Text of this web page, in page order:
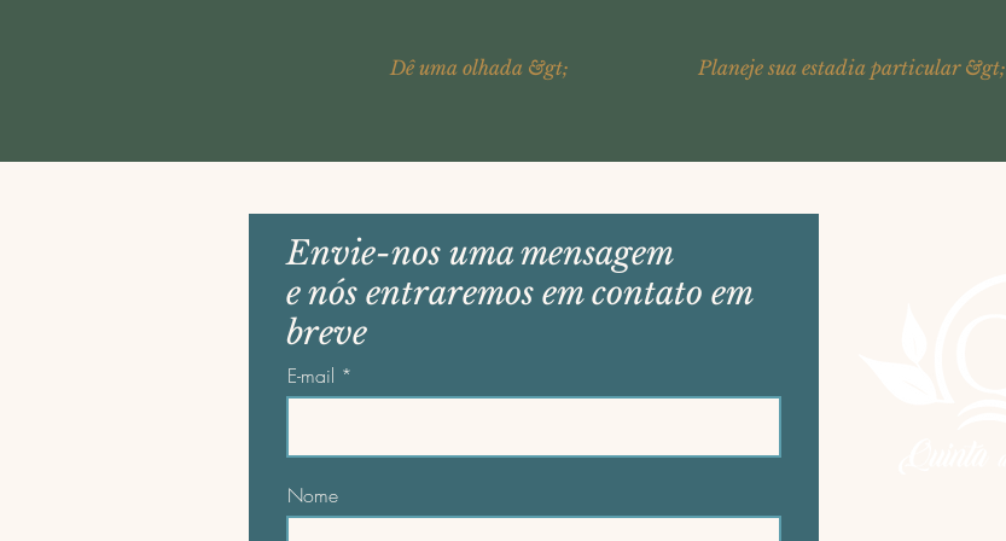
Dê uma olhada &gt; Planeje sua estadia particular &gt;
Envie-nos uma mensagem
e nós entraremos em contato em
breve
E-mail
Nome